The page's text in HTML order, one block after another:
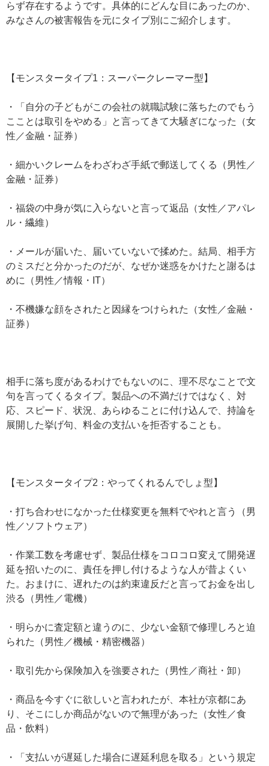
らず存在するようです。具体的にどんな目にあったのか、
みなさんの被害報告を元にタイプ別にご紹介します。
【モンスタータイプ1：スーパークレーマー型】
・「自分の子どもがこの会社の就職試験に落ちたのでもう
こことは取引をやめる」と言ってきて大騒ぎになった（女
性／金融・証券）
・細かいクレームをわざわざ手紙で郵送してくる（男性／
金融・証券）
・福袋の中身が気に入らないと言って返品（女性／アパレ
ル・繊維）
・メールが届いた、届いていないで揉めた。結局、相手方
のミスだと分かったのだが、なぜか迷惑をかけたと謝るは
めに（男性／情報・IT）
・不機嫌な顔をされたと因縁をつけられた（女性／金融・
証券）
相手に落ち度があるわけでもないのに、理不尽なことで文
句を言ってくるタイプ。製品への不満だけではなく、対
応、スピード、状況、あらゆることに付け込んで、持論を
展開した挙げ句、料金の支払いを拒否することも。
【モンスタータイプ2：やってくれるんでしょ型】
・打ち合わせになかった仕様変更を無料でやれと言う（男
性／ソフトウェア）
・作業工数を考慮せず、製品仕様をコロコロ変えて開発遅
延を招いたのに、責任を押し付けるような人が昔よくい
た。おまけに、遅れたのは約束違反だと言ってお金を出し
渋る（男性／電機）
・明らかに査定額と違うのに、少ない金額で修理しろと迫
られた（男性／機械・精密機器）
・取引先から保険加入を強要された（男性／商社・卸）
・商品を今すぐに欲しいと言われたが、本社が京都にあ
り、そこにしか商品がないので無理があった（女性／食
品・飲料）
・「支払いが遅延した場合に遅延利息を取る」という規定